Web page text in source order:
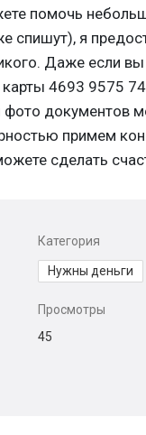
помочь
спишут), я
Даже если
4693 9575
документов
примем
сделать
Категория
Нужны деньги
Просмотры
45